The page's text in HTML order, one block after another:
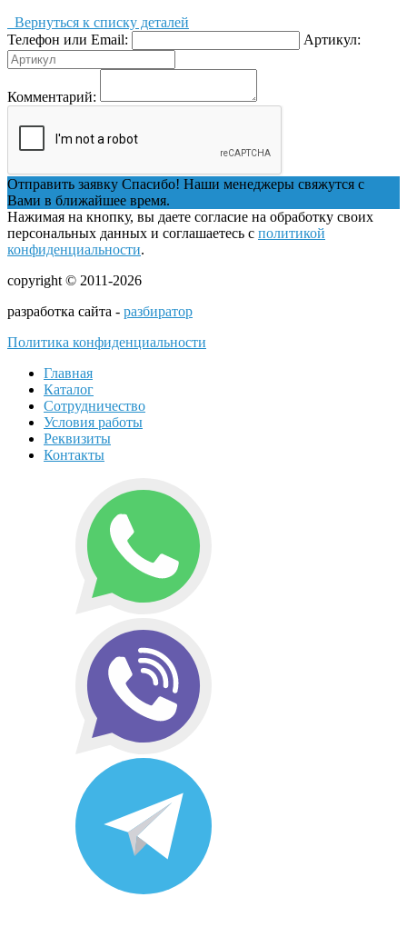
Вернуться к списку деталей
Телефон или Email:
Артикул:
Комментарий:
Отправить заявку Спасибо! Наши менеджеры свяжутся с
Вами в ближайшее время.
Нажимая на кнопку, вы даете согласие на обработку своих
персональных данных и соглашаетесь с политикой
конфиденциальности.
copyright © 2011-2026
разработка сайта - разбиратор
Политика конфиденциальности
Главная
Каталог
Сотрудничество
Условия работы
Реквизиты
Контакты